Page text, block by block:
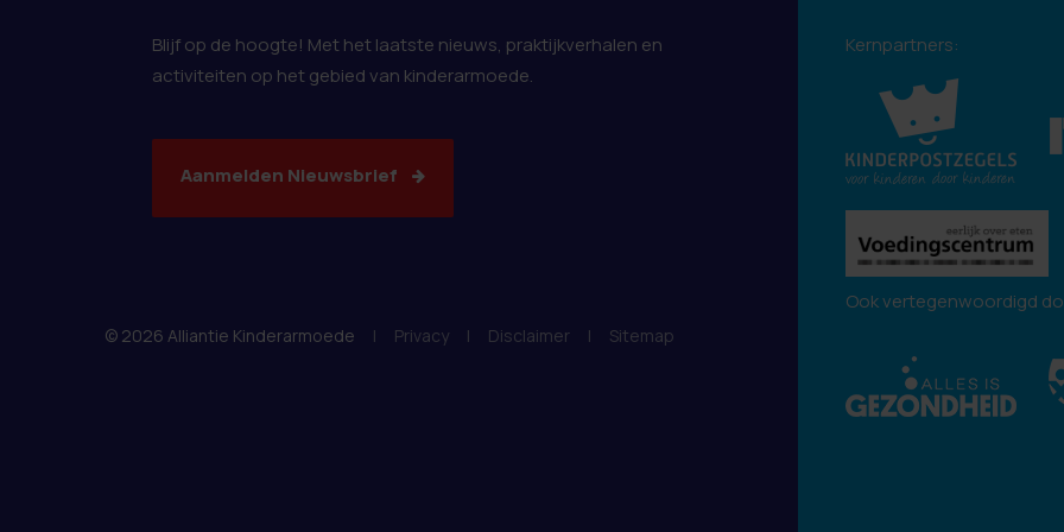
Blijf op de hoogte! Met het laatste nieuws, praktijkverhalen en
activiteiten op het gebied van kinderarmoede.
Aanmelden Nieuwsbrief
© 2026 Alliantie Kinderarmoede | Privacy | Disclaimer | Sitemap
Kernpartners:
Ook vertegenwoordigd